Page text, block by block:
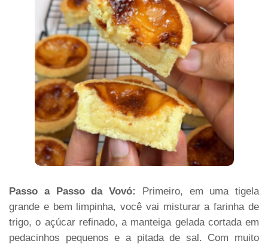
Passo a Passo da Vovó:
Primeiro, em uma tigela
grande e bem limpinha, você vai misturar a farinha de
trigo, o açúcar refinado, a manteiga gelada cortada em
pedacinhos pequenos e a pitada de sal. Com muito